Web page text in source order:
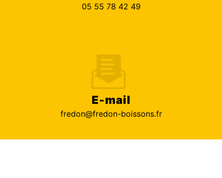
05 55 78 42 49
E-mail
fredon@fredon-boissons.fr